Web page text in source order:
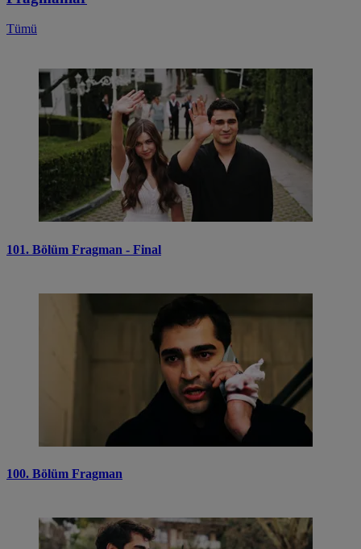
Tümü
101. Bölüm Fragman - Final
100. Bölüm Fragman